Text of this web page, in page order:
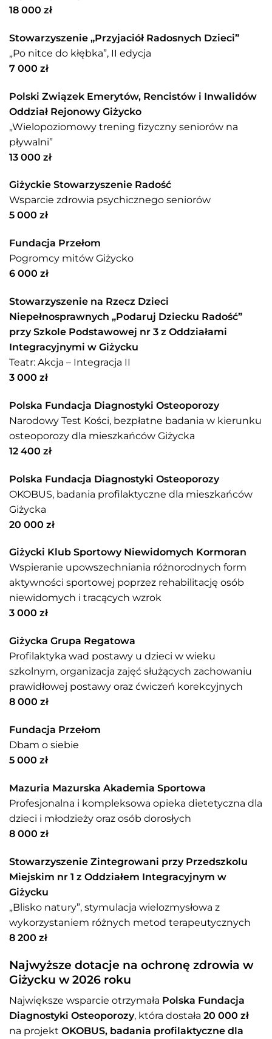
18 000 zł
Stowarzyszenie „Przyjaciół Radosnych Dzieci”
„Po nitce do kłębka”, II edycja
7 000 zł
Polski Związek Emerytów, Rencistów i Inwalidów
Oddział Rejonowy Giżycko
„Wielopoziomowy trening fizyczny seniorów na
pływalni”
13 000 zł
Giżyckie Stowarzyszenie Radość
Wsparcie zdrowia psychicznego seniorów
5 000 zł
Fundacja Przełom
Pogromcy mitów Giżycko
6 000 zł
Stowarzyszenie na Rzecz Dzieci
Niepełnosprawnych „Podaruj Dziecku Radość”
przy Szkole Podstawowej nr 3 z Oddziałami
Integracyjnymi w Giżycku
Teatr: Akcja – Integracja II
3 000 zł
Polska Fundacja Diagnostyki Osteoporozy
Narodowy Test Kości, bezpłatne badania w kierunku
osteoporozy dla mieszkańców Giżycka
12 400 zł
Polska Fundacja Diagnostyki Osteoporozy
OKOBUS, badania profilaktyczne dla mieszkańców
Giżycka
20 000 zł
Giżycki Klub Sportowy Niewidomych Kormoran
Wspieranie upowszechniania różnorodnych form
aktywności sportowej poprzez rehabilitację osób
niewidomych i tracących wzrok
3 000 zł
Giżycka Grupa Regatowa
Profilaktyka wad postawy u dzieci w wieku
szkolnym, organizacja zajęć służących zachowaniu
prawidłowej postawy oraz ćwiczeń korekcyjnych
8 000 zł
Fundacja Przełom
Dbam o siebie
5 000 zł
Mazuria Mazurska Akademia Sportowa
Profesjonalna i kompleksowa opieka dietetyczna dla
dzieci i młodzieży oraz osób dorosłych
8 000 zł
Stowarzyszenie Zintegrowani przy Przedszkolu
Miejskim nr 1 z Oddziałem Integracyjnym w
Giżycku
„Blisko natury”, stymulacja wielozmysłowa z
wykorzystaniem różnych metod terapeutycznych
8 200 zł
Najwyższe dotacje na ochronę zdrowia w
Giżycku w 2026 roku
Największe wsparcie otrzymała Polska Fundacja
Diagnostyki Osteoporozy, która dostała 20 000 zł
na projekt OKOBUS, badania profilaktyczne dla